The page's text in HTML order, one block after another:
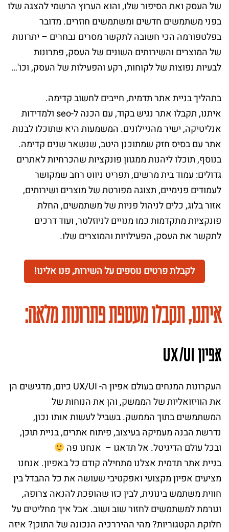
של העסק ואת הסיפור שלו, והוא הערוץ הרשמי להצגה שלו
בפני משתמשים חדשים ומשתמשים חוזרים. מדובר
בפלטפורמה הכי חשובה לתקשר מסרים נבחרים – יתרונות
של המוצרים והשירותים השונים של העסק, פתרונות
לבעיות נפוצות של לקוחות, רקע והפעילות של העסק, וכו'…
בתהליך בניית אתר תדמית, חייבים לחשוב קדימה.
איתנו, תקבלו אתר נגיש בקוד, עם הכנה ל-seo ולמדידות
אנליטיקה, ישיר מהניילונים. המשמעות היא שתוכלו לבנות
אתר עם בסיס חזק שמתוכנן היטב, שנשאר שנים קדימה.
בנוסף, תוכלו ליהנות ממגוון פונקציות שהכרחיות לאתרים
גדולים: עמוד בית מרשים, תפריט ניווט רחב שמקושר
לעמודים פנימיים, תצוגה מפורטת של מוצרים ושירותים,
אזור בלוג, כלים לניהול פניות של משתמשים, החלת
פונקציות מתקדמות כמו מנויים לניוזלטר, ועוד דרכים
לתקשר את העסק, הפעילויות והמוצרים שלו.
לקבלת פרטים נוספים על השירות, פנו אלינו!
איתנו, תקבלו מעטפת פתרונות מלאה:
אפיון UX/UI
העקרונות המנחים בעולם אפיון ה- UX/UI כיום, מדגישים הן
את הוויזואליות של הממשק, והן את הנוחות של
המשתמשים בתוך הממשק. בשביל לעשות אותו נכון,
נדרשת הבנה מעמיקה בעיצוב, פיתוח אתרים, בניית תוכן,
ובכל עולם הדיגיטל. אל תדאגו – אנחנו פה
בניית אתר תדמית אצלנו מתחילה קודם כל באפיון. אנחנו
מציעים אפיון מקצועי ואפקטיבי שעושה את כל ההבדל בין
חווית משתמש בינונית, לבין כזו שהופכת להנאה צרופה,
וגורמת למשתמשים לחזור שוב ושוב. אבל איך מחליטים על
חלוקת הקטגוריות? מהי ההיררכיה הנכונה של התוכן? איזה